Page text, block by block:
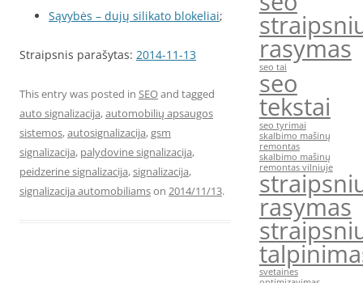
Sąvybės – dujų silikato blokeliai;
Straipsnis parašytas: 2014-11-13
This entry was posted in SEOand tagged
auto signalizacija,automobilių apsaugos
sistemos,autosignalizacija,gsm
signalizacija, palydovine signalizacija,
peidzerine signalizacija,signalizacija,
signalizacija automobiliamson 2014/11/13.
rasymas
seo tai
seo
tekstai
seo tyrimai
skalbimo mašinų
remontas
skalbimo mašinų
remontas vilniuje
rasymas
svetaines